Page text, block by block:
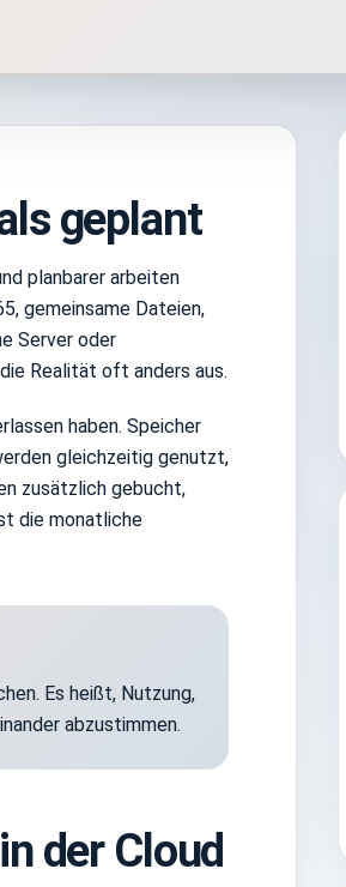
geplant
planbarer arbeiten
gemeinsame Dateien,
Server oder
Realität oft anders aus.
haben. Speicher
gleichzeitig genutzt,
zusätzlich gebucht,
die monatliche
Es heißt, Nutzung,
abzustimmen.
der Cloud